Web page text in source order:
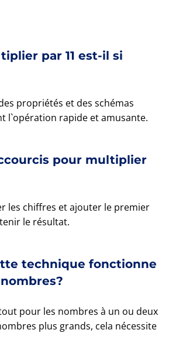
par 11 est-il si
propriétés et des schémas
l`opération rapide et amusante.
pour multiplier
les chiffres et ajouter le premier
le résultat.
technique fonctionne
pour les nombres à un ou deux
plus grands, cela nécessite